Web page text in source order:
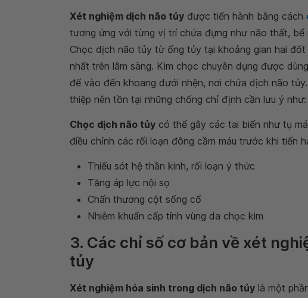
Xét nghiệm dịch não tủy được tiến hành bằng cách
tương ứng với từng vị trí chứa đựng như não thất,
Chọc dịch não tủy từ ống tủy tại khoảng gian hai
nhất trên lâm sàng. Kim chọc chuyên dụng được
để vào đến khoang dưới nhện, nơi chứa dịch não tủy.
thiệp nên tồn tại những chống chỉ định cần lưu ý như:
Chọc dịch não tủy có thể gây các tai biến như tụ
điều chỉnh các rối loạn đông cầm máu trước khi tiến
Thiếu sót hệ thần kinh, rối loạn ý thức
Tăng áp lực nội sọ
Chấn thương cột sống cổ
Nhiễm khuẩn cấp tính vùng da chọc kim
3. Các chỉ số cơ bản về xét
tủy
Xét nghiệm hóa sinh trong dịch não tủy là một